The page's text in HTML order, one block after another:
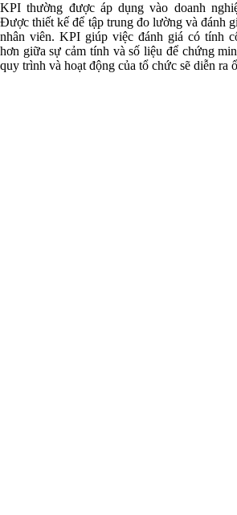
KPI thường được áp dụng vào doanh
Được thiết kế để tập trung đo lường và đánh
nhân viên. KPI giúp việc đánh giá có tính
hơn giữa sự cảm tính và số liệu để chứng
quy trình và hoạt động của tổ chức sẽ diễn ra